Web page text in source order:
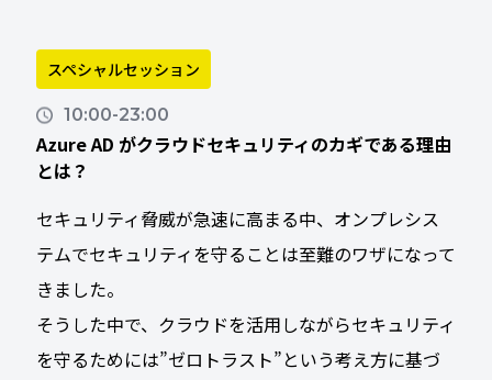
スペシャルセッション
10:00-23:00
Azure AD がクラウドセキュリティのカギである理由
とは？
セキュリティ脅威が急速に高まる中、オンプレシス
テムでセキュリティを守ることは至難のワザになって
きました。
そうした中で、クラウドを活用しながらセキュリティ
を守るためには”ゼロトラスト”という考え方に基づ